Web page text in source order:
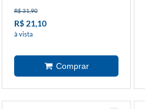
R$ 31,90
R$ 21,10
à vista